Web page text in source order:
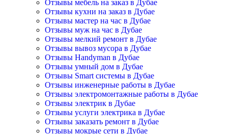
Отзывы мебель на заказ в Дубае
Отзывы кухни на заказ в Дубае
Отзывы мастер на час в Дубае
Отзывы муж на час в Дубае
Отзывы мелкий ремонт в Дубае
Отзывы вывоз мусора в Дубае
Отзывы Handyman в Дубае
Отзывы умный дом в Дубае
Отзывы Smart системы в Дубае
Отзывы инженерные работы в Дубае
Отзывы электромонтажные работы в Дубае
Отзывы электрик в Дубае
Отзывы услуги электрика в Дубае
Отзывы заказать ремонт в Дубае
Отзывы мокрые сети в Дубае